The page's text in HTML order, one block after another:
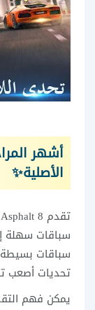
الأصلية✨
سباقات سهلة
سباقات بسيطة
تحديات أصعب
يمكن فهم